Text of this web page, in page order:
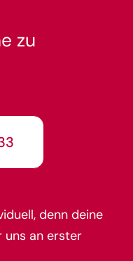
zu
denn deine
uns an erster